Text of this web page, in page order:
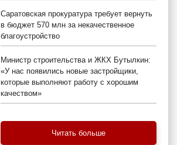
Саратовская прокуратура требует вернуть
в бюджет 570 млн за некачественное
благоустройство
Министр строительства и ЖКХ Бутылкин:
«У нас появились новые застройщики,
которые выполняют работу с хорошим
качеством»
Читать больше